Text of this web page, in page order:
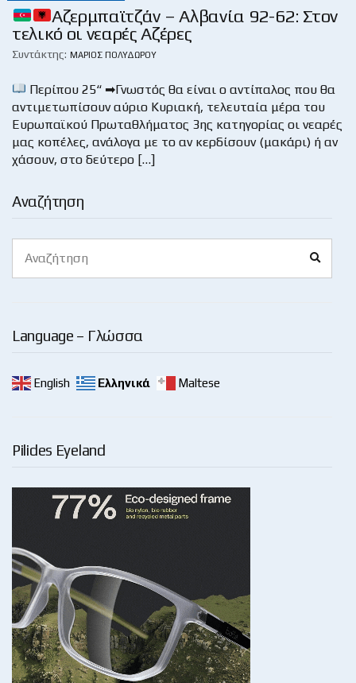
Αναζήτηση
for:
Language – Γλώσσα
English Ελληνικά Maltese
Pilides Eyeland
Αζερμπαϊτζάν – Αλβανία 92-62: Στον
τελικό οι νεαρές Αζέρες
Συντάκτης: ΜΆΡΙΟΣ ΠΟΛΥΔΏΡΟΥ
Περίπου 25“ ➡Γνωστός θα είναι ο αντίπαλος που θα
αντιμετωπίσουν αύριο Κυριακή, τελευταία μέρα του
Ευρωπαϊκού Πρωταθλήματος 3ης κατηγορίας οι νεαρές
μας κοπέλες, ανάλογα με το αν κερδίσουν (μακάρι) ή αν
χάσουν, στο δεύτερο […]